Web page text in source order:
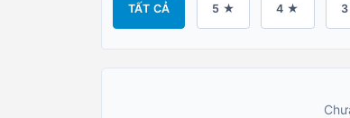
TẤT CẢ 5 ★ 4 ★